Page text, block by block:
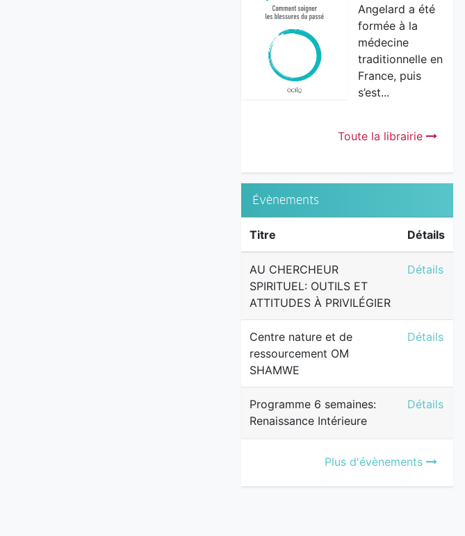
Angelard a été
formée à la
médecine
traditionnelle en
France, puis
s’est...
Toute la librairie
Évènements
Titre Détails
AU CHERCHEUR
SPIRITUEL: OUTILS ET
ATTITUDES À PRIVILÉGIER
AU
Détails
Centre nature et de
ressourcement OM
SHAMWE
Centre
Détails
Programme 6 semaines:
Renaissance Intérieure
Détails
Plus d'évènements